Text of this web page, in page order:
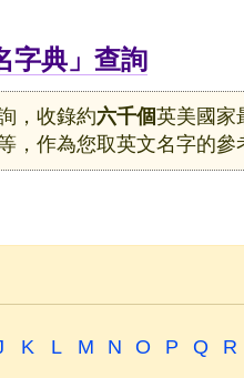
字典」查詢
，收錄約六千個英美國家
，作為您取英文名字的參
K L M N O P Q R